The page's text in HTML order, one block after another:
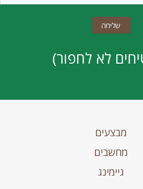
לא לחפור)
מבצעים
מחשבים
גיימינג